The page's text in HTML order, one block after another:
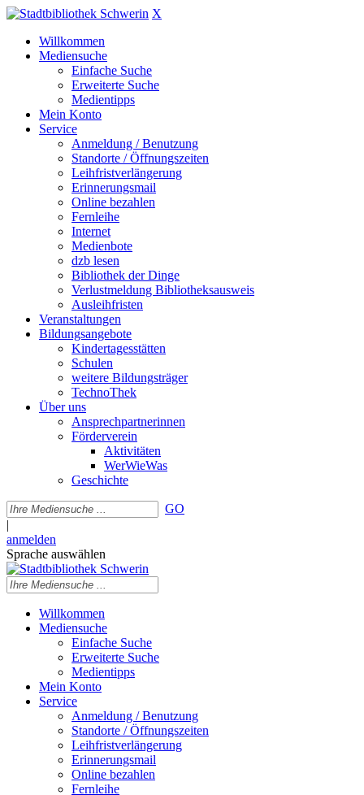
X
Willkommen
Mediensuche
Einfache Suche
Erweiterte Suche
Medientipps
Mein Konto
Service
Anmeldung / Benutzung
Standorte / Öffnungszeiten
Leihfristverlängerung
Erinnerungsmail
Online bezahlen
Fernleihe
Internet
Medienbote
dzb lesen
Bibliothek der Dinge
Verlustmeldung Bibliotheksausweis
Ausleihfristen
Veranstaltungen
Bildungsangebote
Kindertagesstätten
Schulen
weitere Bildungsträger
TechnoThek
Über uns
Ansprechpartnerinnen
Förderverein
Aktivitäten
WerWieWas
Geschichte
GO
|
anmelden
Sprache auswählen
Willkommen
Mediensuche
Einfache Suche
Erweiterte Suche
Medientipps
Mein Konto
Service
Anmeldung / Benutzung
Standorte / Öffnungszeiten
Leihfristverlängerung
Erinnerungsmail
Online bezahlen
Fernleihe